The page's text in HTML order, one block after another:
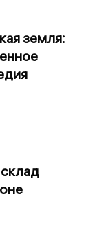
земля: